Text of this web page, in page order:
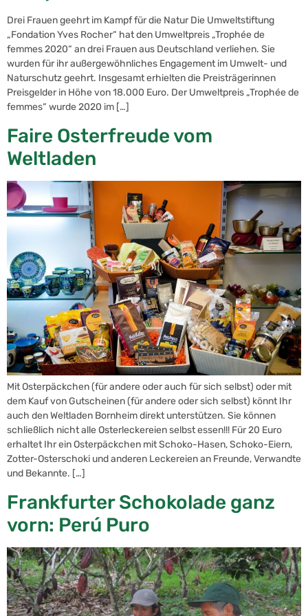
Drei Frauen geehrt im Kampf für die Natur Die Umweltstiftung
„Fondation Yves Rocher“ hat den Umweltpreis „Trophée de
femmes 2020“ an drei Frauen aus Deutschland verliehen. Sie
wurden für ihr außergewöhnliches Engagement im Umwelt- und
Naturschutz geehrt. Insgesamt erhielten die Preisträgerinnen
Preisgelder in Höhe von 18.000 Euro. Der Umweltpreis „Trophée de
femmes“ wurde 2020 im […]
Faire Osterfreude vom
Weltladen
Mit Osterpäckchen (für andere oder auch für sich selbst) oder mit
dem Kauf von Gutscheinen (für andere oder sich selbst) könnt Ihr
auch den Weltladen Bornheim direkt unterstützen. Sie können
schließlich nicht alle Osterleckereien selbst essen!!! Für 20 Euro
erhaltet Ihr ein Osterpäckchen mit Schoko-Hasen, Schoko-Eiern,
Zotter-Osterschoki und anderen Leckereien an Freunde, Verwandte
und Bekannte. […]
Frankfurter Schokolade ganz
vorn: Perú Puro